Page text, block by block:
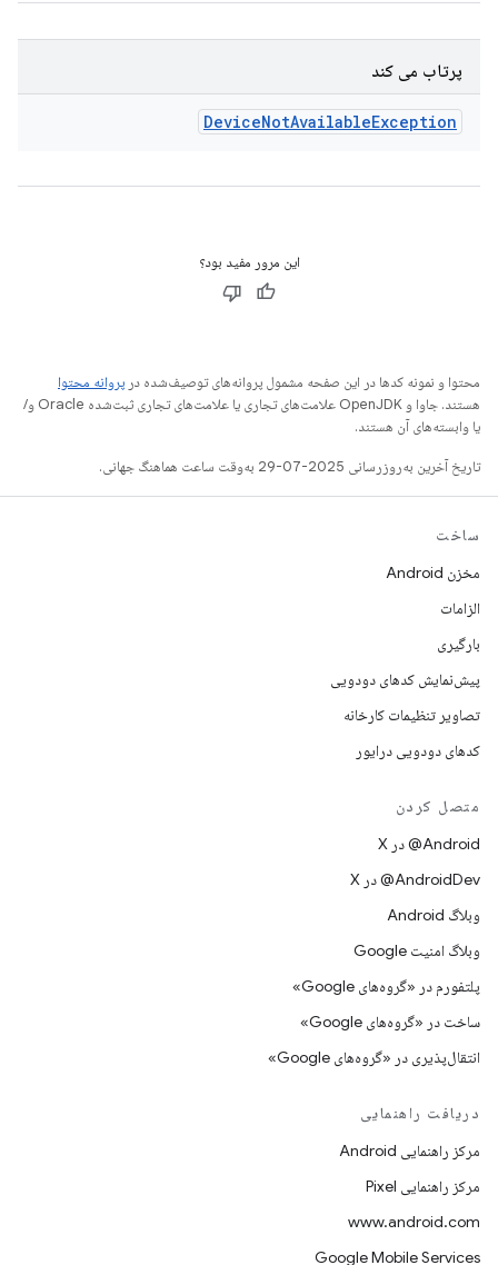
پرتاب می کند
DeviceNotAvailableException
این مرور مفید بود؟
محتوا و نمونه کدها در این صفحه مشمول پروانه‌های توصیف‌شده در پروانه محتوا
هستند. جاوا و OpenJDK علامت‌های تجاری یا علامت‌های تجاری ثبت‌شده Oracle و/
یا وابسته‌های آن هستند.
تاریخ آخرین به‌روزرسانی 2025-07-29 به‌وقت ساعت هماهنگ جهانی.
ساخت
مخزن Android
الزامات
بارگیری
پیش‌نمایش کدهای دودویی
تصاویر تنظیمات کارخانه
کدهای دودویی درایور
متصل کردن
‫‎@Android در X
‫‎@AndroidDev در X
وبلاگ Android
وبلاگ امنیت Google
پلتفورم در «گروه‌های Google»
ساخت در «گروه‌های Google»
انتقال‌پذیری در «گروه‌های Google»
دریافت راهنمایی
مرکز راهنمایی Android
مرکز راهنمایی Pixel
www.android.com
Google Mobile Services